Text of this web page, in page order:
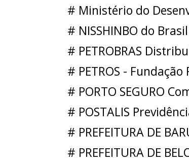
# Ministério do
# NISSHINBO do
# PETROBRAS
# PETROS -
# PORTO SEGURO
# POSTALIS
# PREFEITURA DE
# PREFEITURA DE